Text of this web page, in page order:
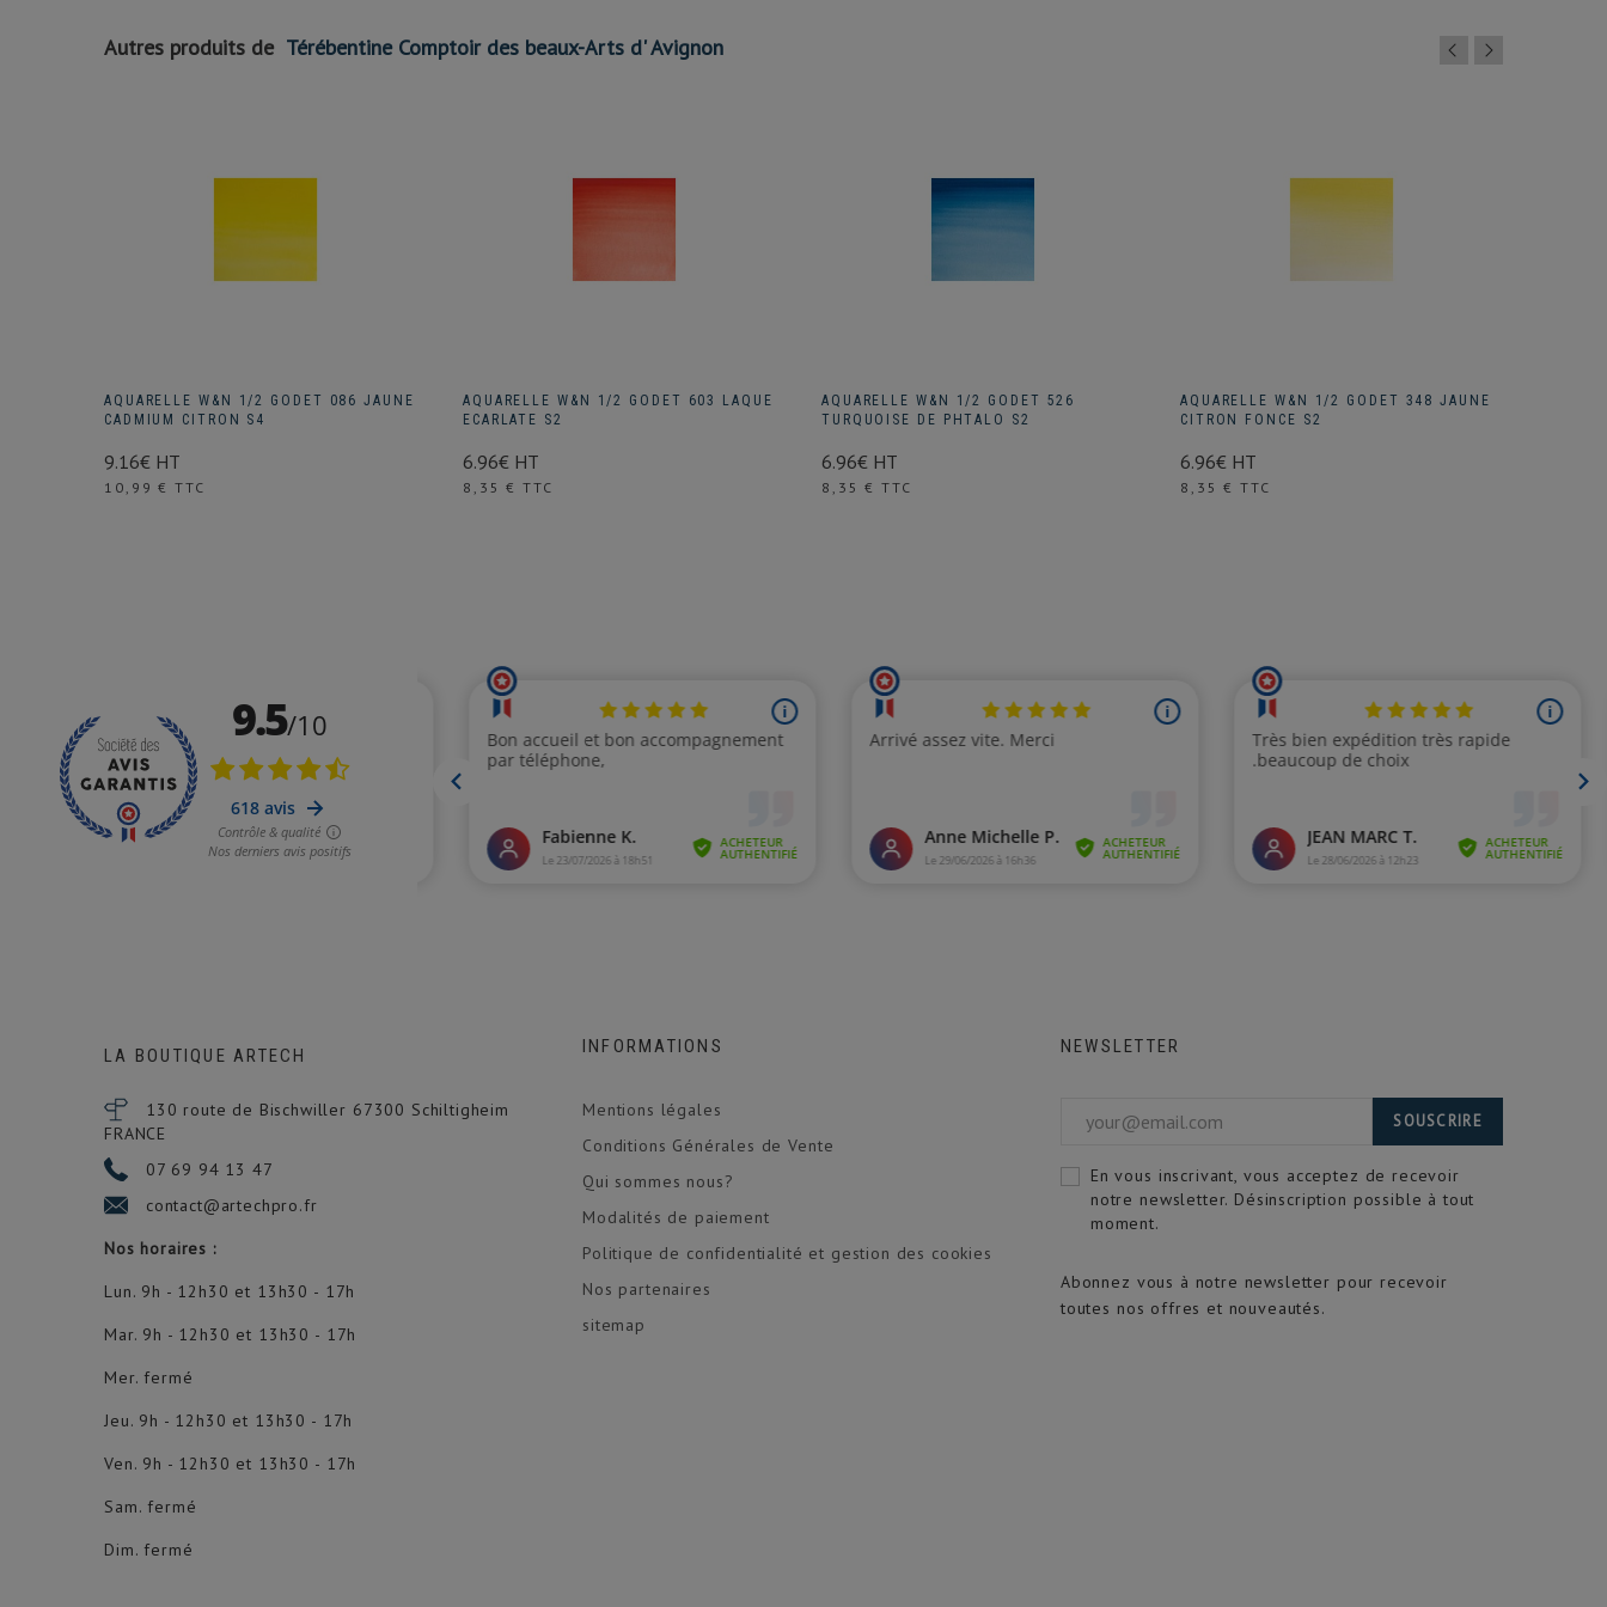
Autres produits de Térébentine Comptoir des beaux-Arts d' Avignon
AQUARELLE W&N 1/2 GODET 086 JAUNE
CADMIUM CITRON S4
9.16€ HT
Prix
10,99 € TTC
AQUARELLE W&N 1/2 GODET 603 LAQUE
ECARLATE S2
6.96€ HT
Prix
8,35 € TTC
AQUARELLE W&N 1/2 GODET 526
TURQUOISE DE PHTALO S2
6.96€ HT
Prix
8,35 € TTC
AQUARELLE W&N 1/2 GODET 348 JAUNE
CITRON FONCE S2
6.96€ HT
Prix
8,35 € TTC
LA BOUTIQUE ARTECH
130 route de Bischwiller 67300 Schiltigheim
FRANCE
07 69 94 13 47
contact@artechpro.fr
Nos horaires :
Lun. 9h - 12h30 et 13h30 - 17h
Mar. 9h - 12h30 et 13h30 - 17h
Mer. fermé
Jeu. 9h - 12h30 et 13h30 - 17h
Ven. 9h - 12h30 et 13h30 - 17h
Sam. fermé
Dim. fermé
INFORMATIONS
Mentions légales
Conditions Générales de Vente
Qui sommes nous?
Modalités de paiement
Politique de confidentialité et gestion des cookies
Nos partenaires
sitemap
NEWSLETTER
Abonnez vous à notre newsletter pour recevoir
toutes nos offres et nouveautés.
SOUSCRIRE
En vous inscrivant, vous acceptez de recevoir
notre newsletter. Désinscription possible à tout
moment.